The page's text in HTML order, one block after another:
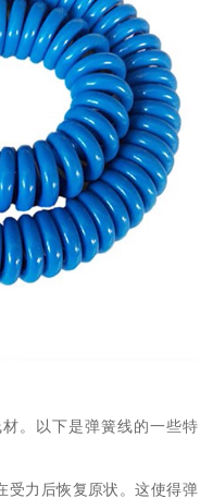
。以下是弹簧线的一些特
受力后恢复原状。这使得弹